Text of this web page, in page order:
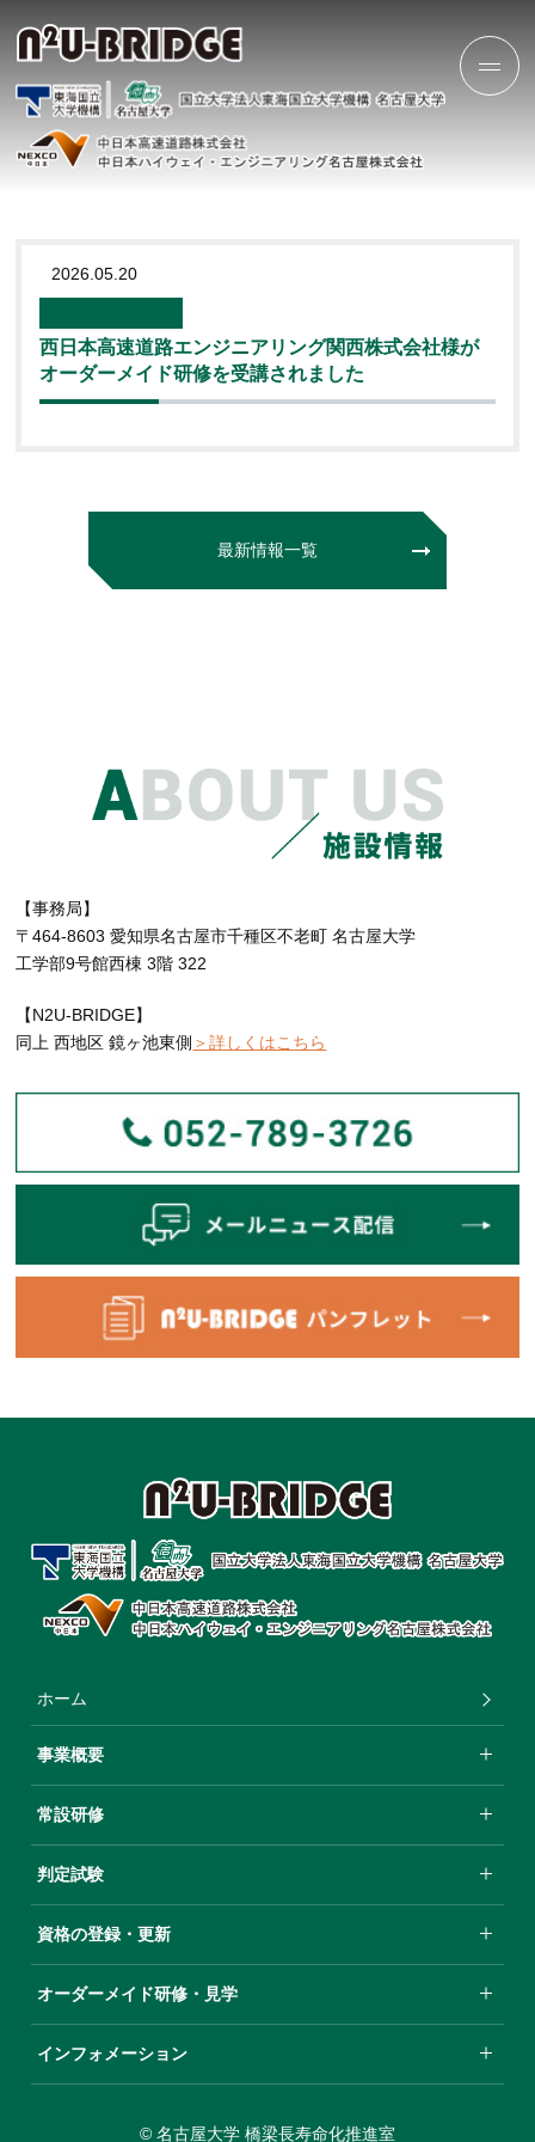
2026.05.20
西日本高速道路エンジニアリング関西株式会社様が
オーダーメイド研修を受講されました
最新情報一覧
【事務局】
〒464-8603 愛知県名古屋市千種区不老町 名古屋大学
工学部9号館西棟 3階 322
【N2U-BRIDGE】
同上 西地区 鏡ヶ池東側 ＞詳しくはこちら
ホーム
事業概要
常設研修
判定試験
資格の登録・更新
オーダーメイド研修・⾒学
インフォメーション
© 名古屋大学 橋梁長寿命化推進室